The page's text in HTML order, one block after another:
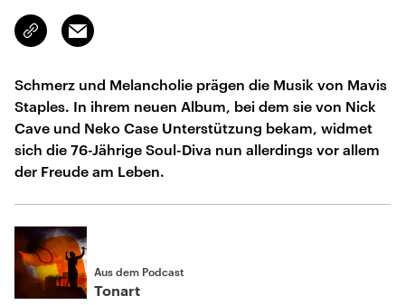
Link
kopieren/teilen
Email
Schmerz und Melancholie prägen die Musik von Mavis
Staples. In ihrem neuen Album, bei dem sie von Nick
Cave und Neko Case Unterstützung bekam, widmet
sich die 76-Jährige Soul-Diva nun allerdings vor allem
der Freude am Leben.
Aus dem Podcast
Tonart